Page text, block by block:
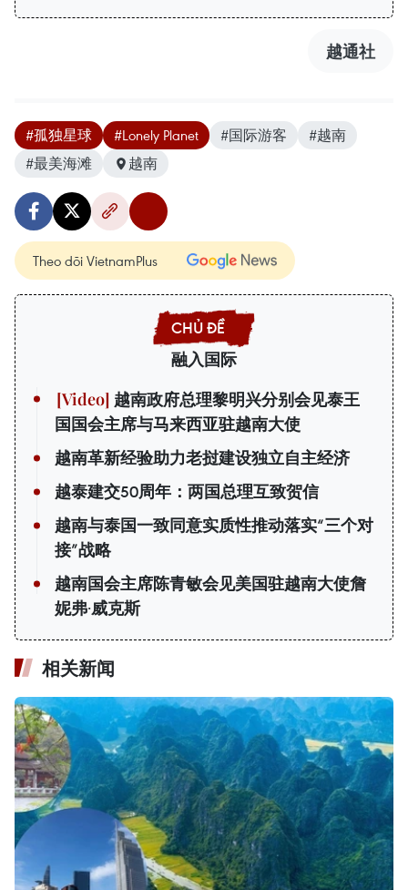
越通社
#孤独星球 #Lonely Planet #国际游客
#越南
#最美海滩
越南
Theo dõi VietnamPlus
融入国际
越南政府总理黎明兴分别会见泰王
国国会主席与马来西亚驻越南大使
越南革新经验助力老挝建设独立自主经济
越泰建交50周年：两国总理互致贺信
越南与泰国一致同意实质性推动落实“三个对
接”战略
越南国会主席陈青敏会见美国驻越南大使詹
妮弗·威克斯
相关新闻